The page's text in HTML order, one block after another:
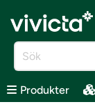
Produkter